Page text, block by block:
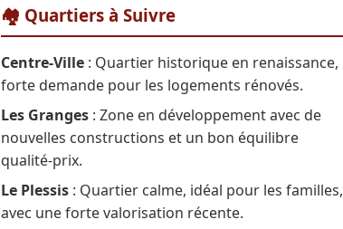
🏘️ Quartiers à Suivre
Centre-Ville : Quartier historique en renaissance,
forte demande pour les logements rénovés.
Les Granges : Zone en développement avec de
nouvelles constructions et un bon équilibre
qualité-prix.
Le Plessis : Quartier calme, idéal pour les familles,
avec une forte valorisation récente.